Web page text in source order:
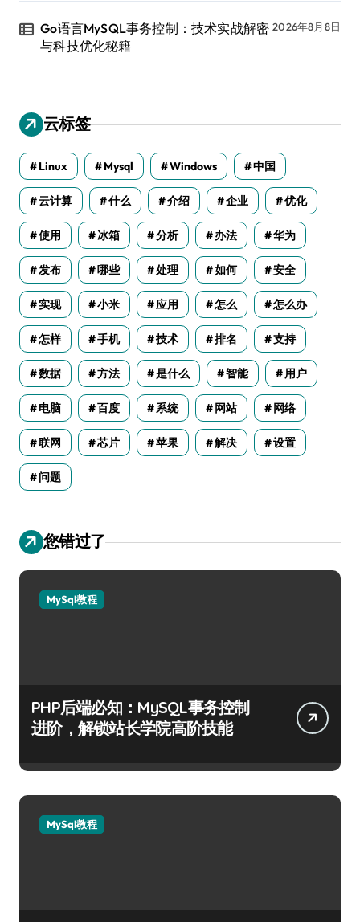
Go语言MySQL事务控制：技术实战解密
与科技优化秘籍
2026年8月8日
云标签
Linux Mysql Windows 中国
云计算 什么 介绍 企业 优化
使用 冰箱 分析 办法 华为
发布 哪些 处理 如何 安全
实现 小米 应用 怎么 怎么办
怎样 手机 技术 排名 支持
数据 方法 是什么 智能 用户
电脑 百度 系统 网站 网络
联网 芯片 苹果 解决 设置
问题
您错过了
MySql教程
PHP后端必知：MySQL事务控制
进阶，解锁站长学院高阶技能
MySql教程